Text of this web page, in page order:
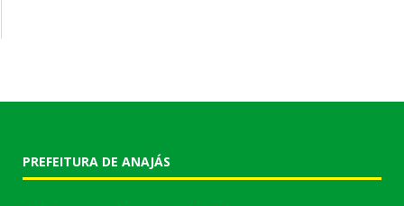
PREFEITURA DE ANAJÁS